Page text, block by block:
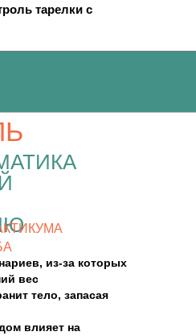
тарелки с
из-за которых
вес
тело, запасая
влияет на